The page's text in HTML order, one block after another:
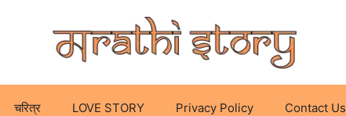
चरित्र LOVE STORY Privacy Policy Contact Us